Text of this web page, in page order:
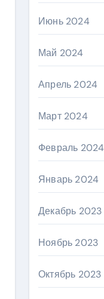
Июнь 2024
Май 2024
Апрель 2024
Март 2024
Февраль 2024
Январь 2024
Декабрь 2023
Ноябрь 2023
Октябрь 2023